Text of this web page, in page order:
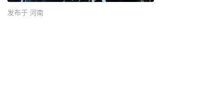
发布于 河南